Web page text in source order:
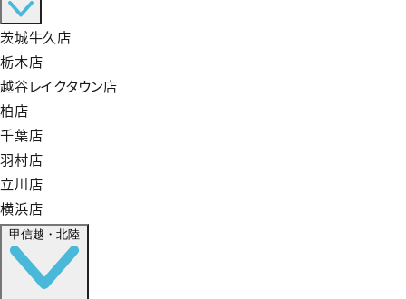
茨城牛久店
栃木店
越谷レイクタウン店
柏店
千葉店
羽村店
立川店
横浜店
甲信越・北陸